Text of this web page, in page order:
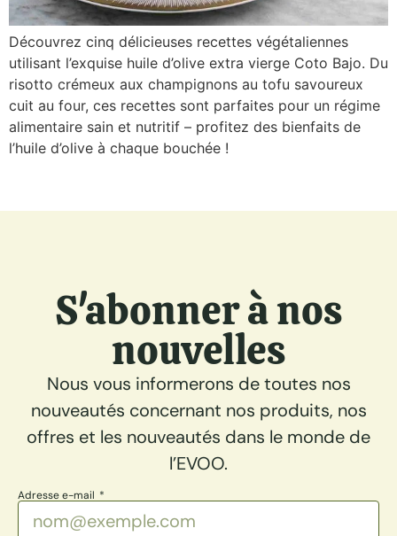
Découvrez cinq délicieuses recettes végétaliennes
utilisant l’exquise huile d’olive extra vierge Coto Bajo. Du
risotto crémeux aux champignons au tofu savoureux
cuit au four, ces recettes sont parfaites pour un régime
alimentaire sain et nutritif – profitez des bienfaits de
l’huile d’olive à chaque bouchée !
S'abonner à nos
nouvelles
Nous vous informerons de toutes nos
nouveautés concernant nos produits, nos
offres et les nouveautés dans le monde de
l’EVOO.
Adresse e-mail